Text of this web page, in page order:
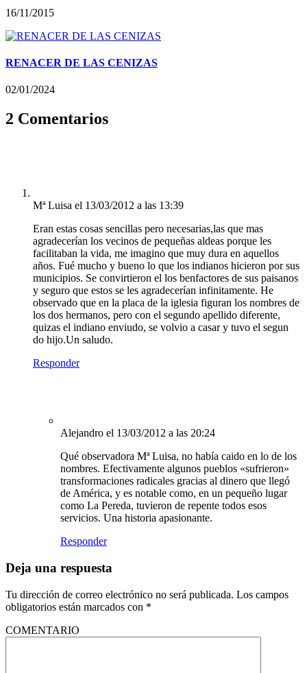
16/11/2015
RENACER DE LAS CENIZAS
02/01/2024
2 Comentarios
Mª Luisa el 13/03/2012 a las 13:39
Eran estas cosas sencillas pero necesarias,las que mas
agradecerían los vecinos de pequeñas aldeas porque les
facilitaban la vida, me imagino que muy dura en aquellos
años. Fué mucho y bueno lo que los indianos hicieron por sus
municipios. Se convirtieron el los benfactores de sus paisanos
y seguro que estos se les agradecerían infinitamente. He
observado que en la placa de la iglesia figuran los nombres de
los dos hermanos, pero con el segundo apellido diferente,
quizas el indiano enviudo, se volvio a casar y tuvo el segun
do hijo.Un saludo.
Responder
Alejandro el 13/03/2012 a las 20:24
Qué observadora Mª Luisa, no había caido en lo de los
nombres. Efectivamente algunos pueblos «sufrieron»
transformaciones radicales gracias al dinero que llegó
de América, y es notable como, en un pequeño lugar
como La Pereda, tuvieron de repente todos esos
servicios. Una historia apasionante.
Responder
Deja una respuesta
Tu dirección de correo electrónico no será publicada. Los campos
obligatorios están marcados con *
COMENTARIO